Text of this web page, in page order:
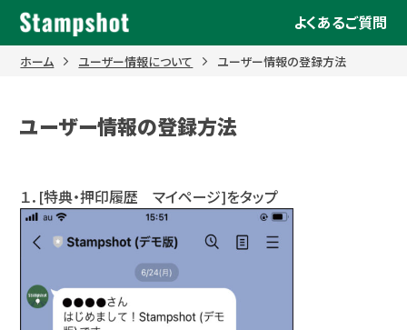
Skip
content
よくあるご質問
ホーム ユーザー情報について ユーザー情報の登録方法
ユーザー情報の登録方法
１．[特典・押印履歴 マイページ]をタップ